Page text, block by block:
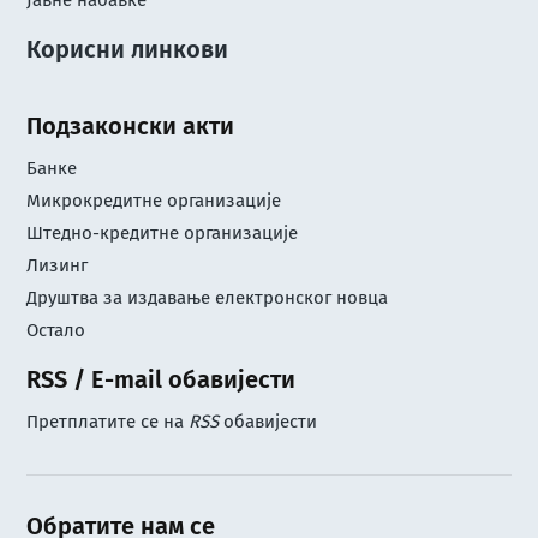
Корисни линкови
Подзаконски акти
Банке
Микрокредитне организације
Штедно-кредитне организације
Лизинг
Друштва за издавање електронског новца
Остало
RSS / E-mail обавијести
Претплатите се на RSSобавијести
Обратите нам се